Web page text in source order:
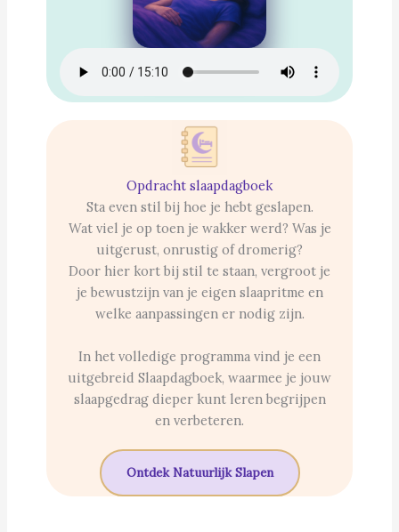
Opdracht slaapdagboek
Sta even stil bij hoe je hebt geslapen.
Wat viel je op toen je wakker werd? Was je
uitgerust, onrustig of dromerig?
Door hier kort bij stil te staan, vergroot je
je bewustzijn van je eigen slaapritme en
welke aanpassingen er nodig zijn.
In het volledige programma vind je een
uitgebreid Slaapdagboek, waarmee je jouw
slaapgedrag dieper kunt leren begrijpen
en verbeteren.
Ontdek Natuurlijk Slapen